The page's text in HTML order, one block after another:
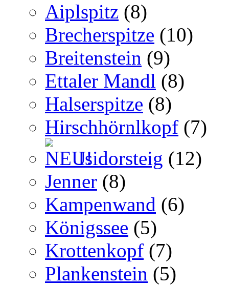
Aiplspitz (8)
Brecherspitze (10)
Breitenstein (9)
Ettaler Mandl (8)
Halserspitze (8)
Hirschhörnlkopf (7)
Isidorsteig (12)
Jenner (8)
Kampenwand (6)
Königssee (5)
Krottenkopf (7)
Plankenstein (5)